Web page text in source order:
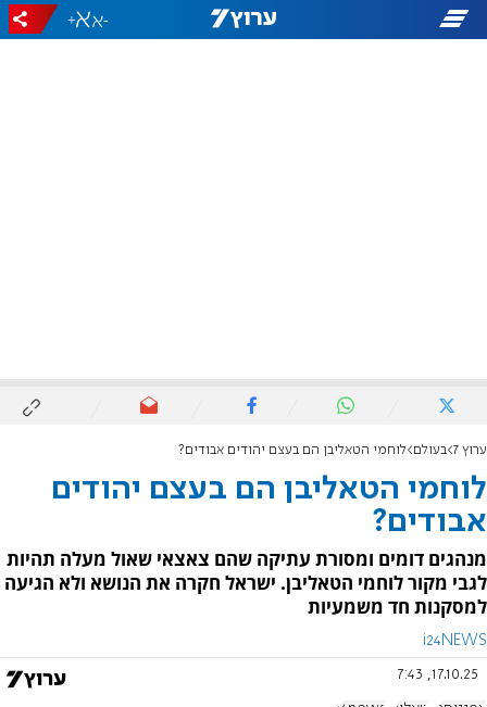
-
+
ערוץ 7 בעולם לוחמי הטאליבן הם בעצם יהודים אבודים?
לוחמי הטאליבן הם בעצם יהודים
אבודים?
מנהגים דומים ומסורת עתיקה שהם צאצאי שאול מעלה תהיות
לגבי מקור לוחמי הטאליבן. ישראל חקרה את הנושא ולא הגיעה
למסקנות חד משמעיות
i24NEWS
17.10.25, 7:43